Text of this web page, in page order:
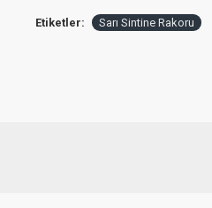
Etiketler: Sarı Sintine Rakoru